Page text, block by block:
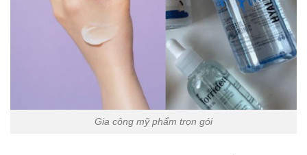
Gia công mỹ phẩm trọn gói